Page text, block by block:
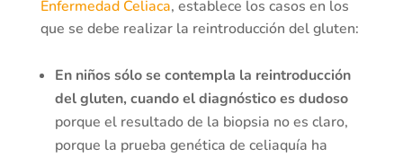
Enfermedad Celiaca, establece los casos en los
que se debe realizar la reintroducción del gluten:
En niños sólo se contempla la reintroducción
del gluten, cuando el diagnóstico es dudoso
porque el resultado de la biopsia no es claro,
porque la prueba genética de celiaquía ha